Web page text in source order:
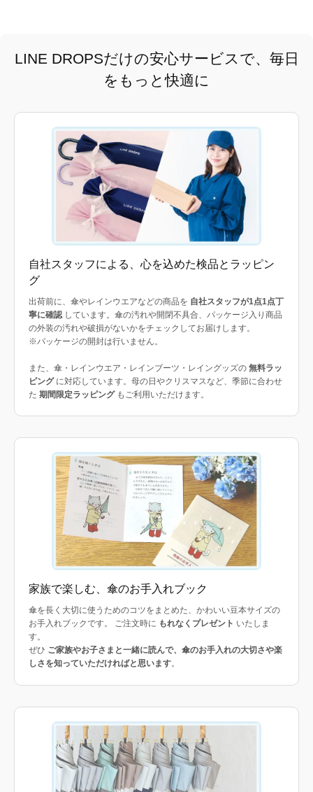
LINE DROPSだけの安心サービスで、毎日
をもっと快適に
自社スタッフによる、心を込めた検品とラッピン
グ
出荷前に、傘やレインウエアなどの商品を 自社スタッフが1点1点丁
寧に確認 しています。傘の汚れや開閉不具合、パッケージ入り商品
の外装の汚れや破損がないかをチェックしてお届けします。
※パッケージの開封は行いません。
また、傘・レインウエア・レインブーツ・レイングッズの 無料ラッ
ピングに対応しています。母の日やクリスマスなど、季節に合わせ
た 期間限定ラッピングもご利用いただけます。
家族で楽しむ、傘のお手入れブック
傘を長く大切に使うためのコツをまとめた、かわいい豆本サイズの
お手入れブックです。 ご注文時に もれなくプレゼント いたしま
す。
ぜひ ご家族やお子さまと一緒に読んで、傘のお手入れの大切さや楽
しさを知っていただければと思います。